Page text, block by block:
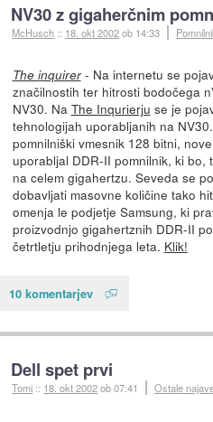
NV30 z gigaherčnim
McHusch :: 18. okt 2002ob 14:33
The inquirer- Na internetu se
značilnostih ter hitrosti bodočega
NV30. Na The Inqurierju se je
tehnologijah uporabljanih na
pomnilniški vmesnik 128 bitni,
uporabljal DDR-II pomnilnik, ki
na celem gigahertzu. Seveda se
dobavljati masovne količine tako
omenja le podjetje Samsung, ki
proizvodnjo gigahertznih DDR-II
četrtletju prihodnjega leta. Klik!
10 komentarjev
Dell spet prvi
Tomi :: 18. okt 2002ob 07:41 Ostale